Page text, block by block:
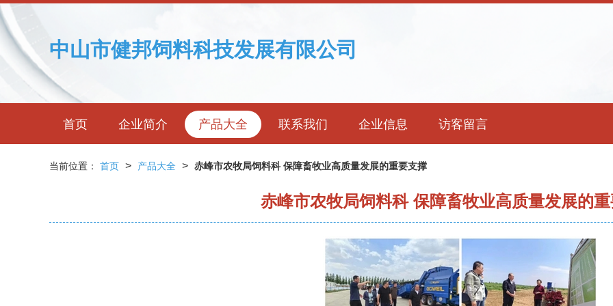
中山市健邦饲料科技发展有限公司
首页 企业简介 产品大全 联系我们 企业信息 访客留言
当前位置： 首页 > 产品大全 > 赤峰市农牧局饲料科 保障畜牧业高质量发展的重要支撑
赤峰市农牧局饲料科 保障畜牧业高质量发展的